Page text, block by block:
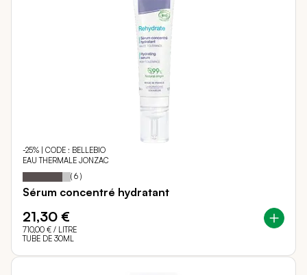
-25% | CODE : BELLEBIO
EAU THERMALE JONZAC
Notation: 83
% of
( 6 )
Sérum concentré hydratant
21,30 €
710,00 € / LITRE
TUBE DE 30ML